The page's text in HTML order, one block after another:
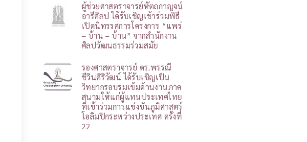
ผู้ช่วยศาสตราจารย์หัตถกาญจน์
อารีศิลป ได้รับเชิญเข้าร่วมพิธี
เปิดนิทรรศการโครงการ “แพร่
– บ้าน – บ้าน” จากสำนักงาน
ศิลปวัฒนธรรมร่วมสมัย
รองศาสตราจารย์ ดร.พรรณี
ชีวินศิริวัฒน์ ได้รับเชิญเป็น
วิทยากรอบรมเข้มด้านงานภาค
สนามให้แก่ผู้แทนประเทศไทย
ที่เข้าร่วมการแข่งขันภูมิศาสตร์
โอลิมปิกระหว่างประเทศ ครั้งที่
22